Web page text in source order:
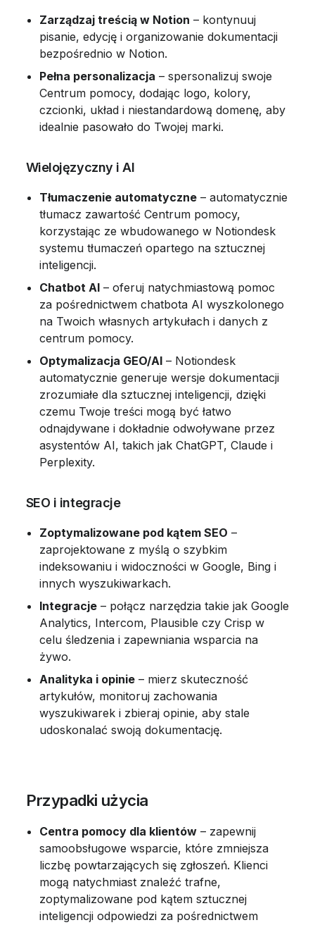
Zarządzaj treścią w Notion – kontynuuj
pisanie, edycję i organizowanie dokumentacji
bezpośrednio w Notion.
Pełna personalizacja – spersonalizuj swoje
Centrum pomocy, dodając logo, kolory,
czcionki, układ i niestandardową domenę, aby
idealnie pasowało do Twojej marki.
Wielojęzyczny i AI
Tłumaczenie automatyczne – automatycznie
tłumacz zawartość Centrum pomocy,
korzystając ze wbudowanego w Notiondesk
systemu tłumaczeń opartego na sztucznej
inteligencji.
Chatbot AI – oferuj natychmiastową pomoc
za pośrednictwem chatbota AI wyszkolonego
na Twoich własnych artykułach i danych z
centrum pomocy.
Optymalizacja GEO/AI – Notiondesk
automatycznie generuje wersje dokumentacji
zrozumiałe dla sztucznej inteligencji, dzięki
czemu Twoje treści mogą być łatwo
odnajdywane i dokładnie odwoływane przez
asystentów AI, takich jak ChatGPT, Claude i
Perplexity.
SEO i integracje
Zoptymalizowane pod kątem SEO –
zaprojektowane z myślą o szybkim
indeksowaniu i widoczności w Google, Bing i
innych wyszukiwarkach.
Integracje – połącz narzędzia takie jak Google
Analytics, Intercom, Plausible czy Crisp w
celu śledzenia i zapewniania wsparcia na
żywo.
Analityka i opinie – mierz skuteczność
artykułów, monitoruj zachowania
wyszukiwarek i zbieraj opinie, aby stale
udoskonalać swoją dokumentację.
Przypadki użycia
Centra pomocy dla klientów – zapewnij
samoobsługowe wsparcie, które zmniejsza
liczbę powtarzających się zgłoszeń. Klienci
mogą natychmiast znaleźć trafne,
zoptymalizowane pod kątem sztucznej
inteligencji odpowiedzi za pośrednictwem